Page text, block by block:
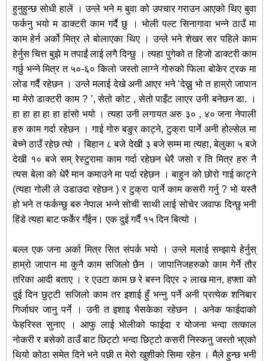
हुनुहुन्छ सोधी हालें । उन्ले भने म बुवा को उपचार गराउन आएको थिए बुवा
फर्कनु भयो म डाक्टरी काम गर्दै छु । भोली पल्ट सिनागावा भन्ने ठाउँ मा
काम हेर्न अर्को मित्र ले बोलाएका थिए । उन्ले भने शेखर सर पहिले काम
हेर्नुस चित्त बुझे म तपाईं लाई लगै दिन्छु । त्यहा पुगेको त हिजो डाक्टरी काम
गर्छु भन्ने मित्र त ५०-६० किलो जस्तो लाग्ने गोरुको फिला बोकेर ट्रक मा
लोड गर्दै रहेछन । उन्ले मलाई देखे अनी आएर भने ‘देख्नु भो त हाम्रो जापान
मा मेरो डाक्टरी काम ? ’, सेतो कोट , सेतो पाइँट लाएर उनी बनेछन डा. ।
हा हा हा हा हा हांसो भयो । त्यहा उनी लगायत अरु ३० , ४० जना नेपाली
हरु काम गर्दा रहेछन । गाई गोरु बङुर काट्ने, टुक्रा पार्ने अनी होल्सेल मा
बेच्ने ठाउँ रहेछ त्यो । बिहान ८ बजे देखी ३ बजे सम्म मा त्यहा, बेलुका ५ बजे
देखी १० बजे सम् रेस्टुरामा काम गर्दा रहेछन धेरै जसो र ति मित्र हरु नै
त्यस बेला को धेरै मान कमाउने मा पर्दा रहेछन । बाहुन को छोरो गाई काट्ने
(त्यहा गोली ले उडाउदा रहेछन ) र टुक्रा पार्ने काम कसरी गर्नु ? भो यस्तै
हो भने त फर्कन्छु बरु नेपाल भन्ने सोची साथी लाई सोचेर जवाफ दिन्छु भनी
हिंडे त्यहा बाट फर्केर गँईन। एक दुई गर्दै १५ दिन बित्यो ।
बल्ल एक जना अर्का मित्र सित संपर्क भयो । उन्ले मलाई सम्झाये हेर्नुस्
हाम्रो जापान मा कुनै काम सजिलो छैन । जापानिजहरुको काम गेर्ने तौर
तरिका आदी बताए । र एउटा काम छ रे बस्न दिएर २ लाख मान, हफ्ता को
दुई दिन छुट्टी सजिलो काम तर इशाई हुँ भन्नु पर्ने अनी प्रत्येक शनिबार
गिर्जाघर जानु पर्ने । उनी त इशाइ भैसकेका रहेछन । अनेक फाईदाको
फेहरिस्त सुनाए । आफु लाई भोलीको फाईदा र योजना भन्दा तत्काल
नोकरी र बसेको ठाउँ बाट छिट्टो भन्दा छिट्टो कसरी निस्कनु जस्तो भ्एको
थियो कोठा समेत दिने भने पछी त मेरो खुशीको सिमा रहेन । मैले हुन्छ भनी